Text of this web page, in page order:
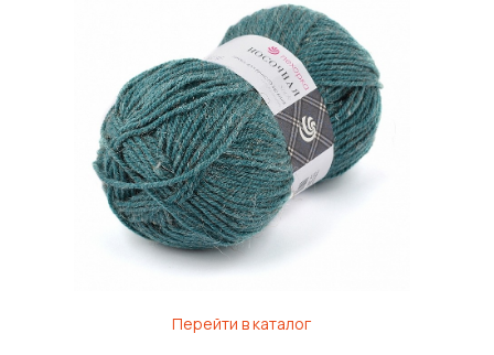
Перейти в каталог